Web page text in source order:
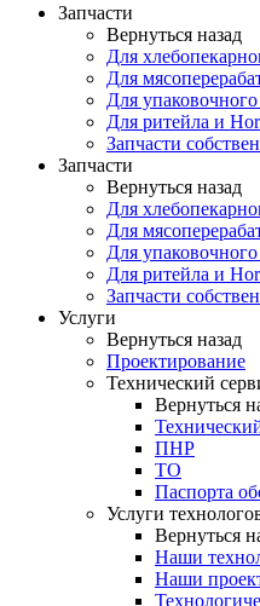
Запчасти
Вернуться назад
Для
Для
Для
Для ритейла и
Запчасти
Запчасти
Вернуться назад
Для
Для
Для
Для ритейла и
Запчасти
Услуги
Вернуться назад
Проектирование
Технический
Вернуться
ПНР
ТО
Паспорта
Услуги
Вернуться
Наши
Наши